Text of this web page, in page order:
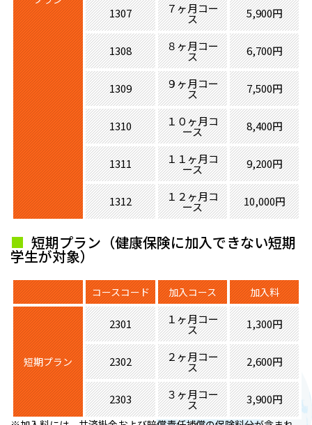
1307 ７ヶ月コー
ス 5,900円
1308 ８ヶ月コー
ス 6,700円
1309 ９ヶ月コー
ス 7,500円
1310 １０ヶ月コ
ース 8,400円
1311 １１ヶ月コ
ース 9,200円
1312 １２ヶ月コ
ース 10,000円
短期プラン（健康保険に加入できない短期
学生が対象）
コースコード 加入コース 加入料
短期プラン
2301 １ヶ月コー
ス 1,300円
2302 ２ヶ月コー
ス 2,600円
2303 ３ヶ月コー
ス 3,900円